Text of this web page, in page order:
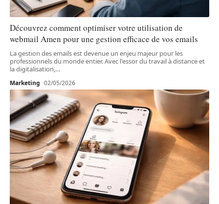
Découvrez comment optimiser votre utilisation de
webmail Amen pour une gestion efficace de vos emails
La gestion des emails est devenue un enjeu majeur pour les
professionnels du monde entier. Avec l'essor du travail à distance et
la digitalisation, …
Marketing 02/05/2026